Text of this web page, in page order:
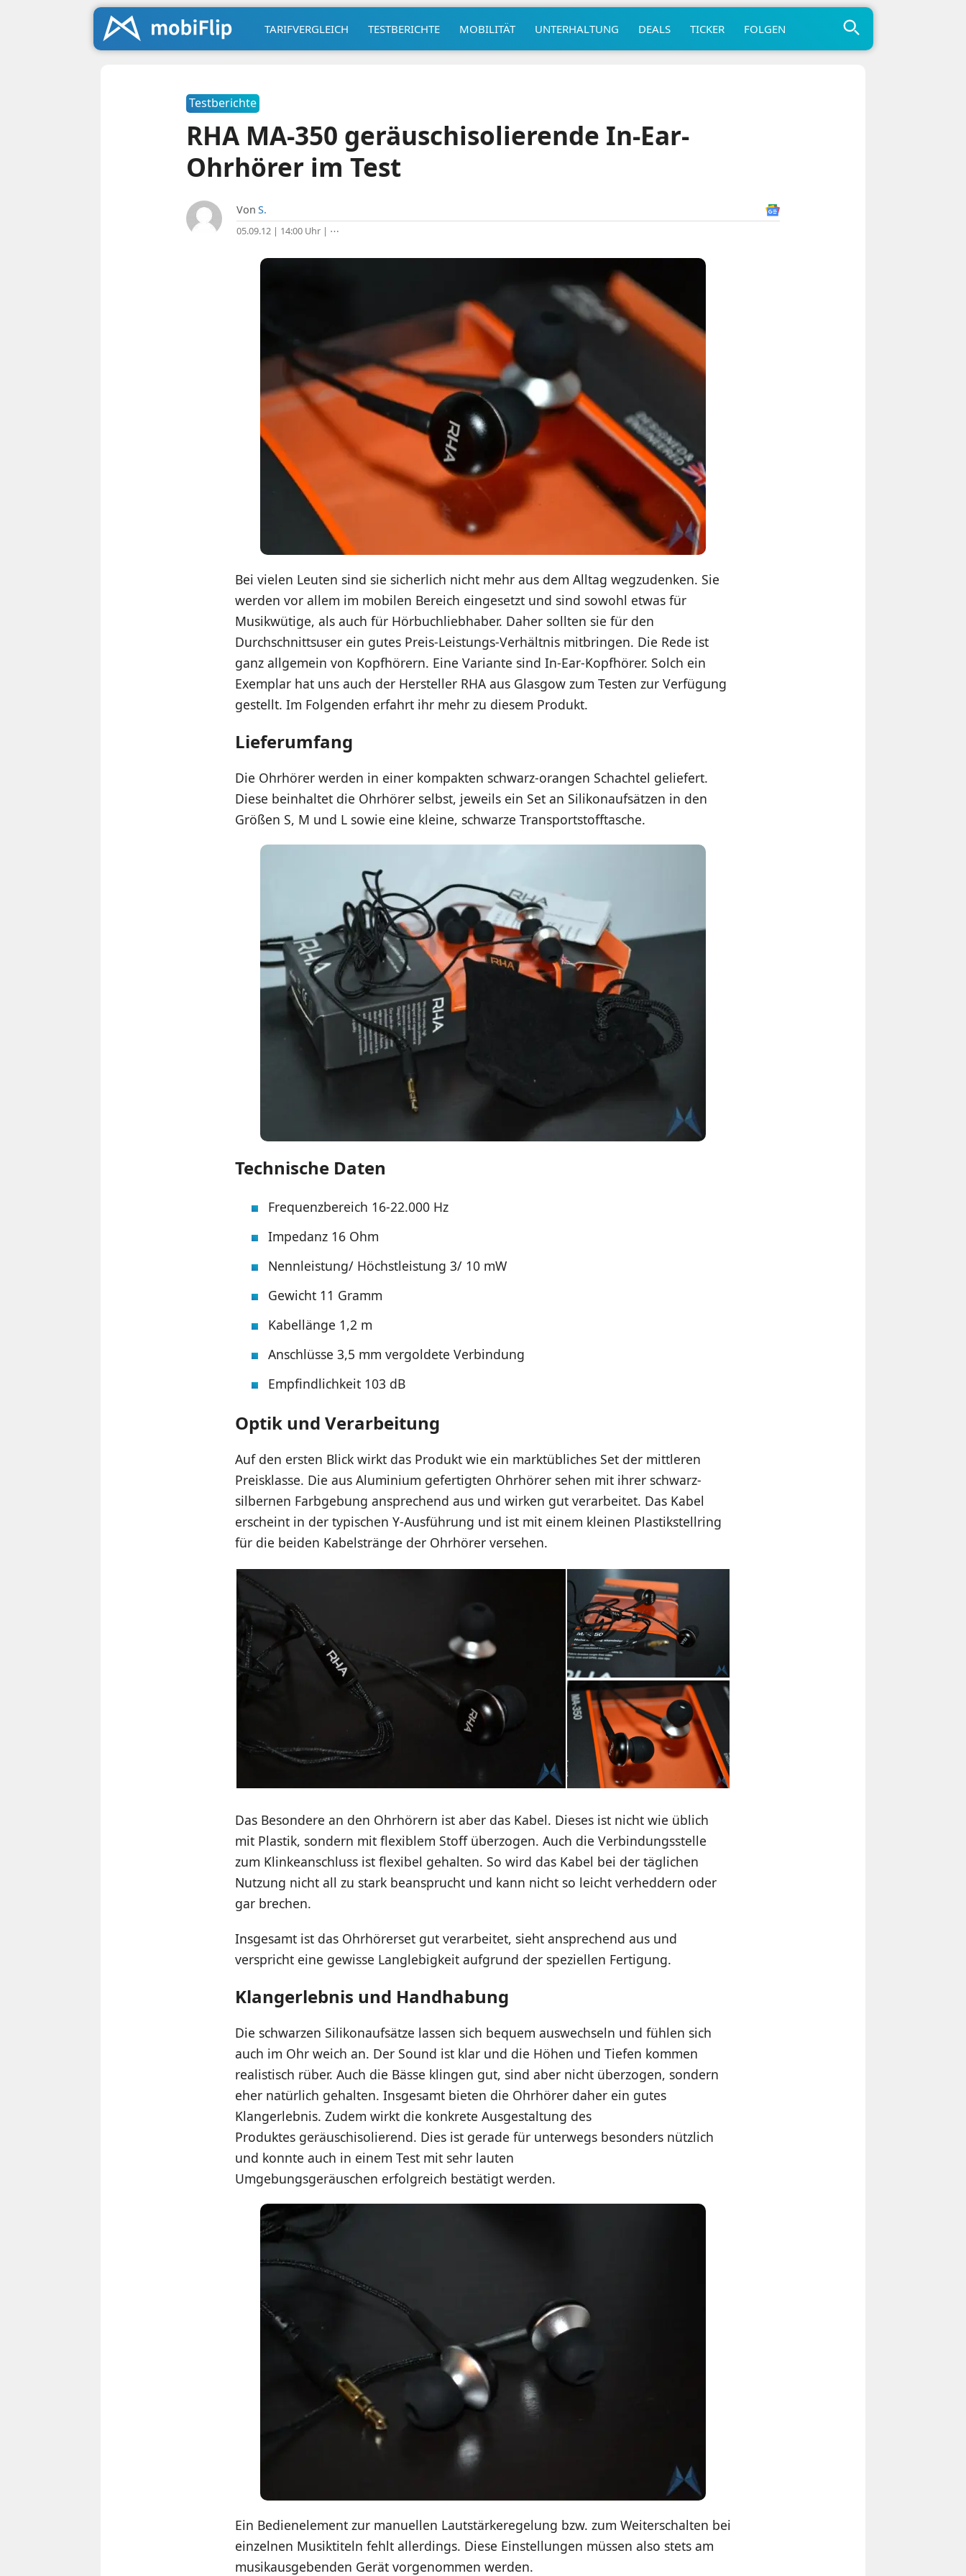
TARIFVERGLEICH TESTBERICHTE MOBILITÄT UNTERHALTUNG DEALS TICKER FOLGEN
Testberichte
RHA MA-350 geräuschisolierende In-Ear-
Ohrhörer im Test
Von S.
05.09.12 | 14:00 Uhr| ⋯
Bei vielen Leuten sind sie sicherlich nicht mehr aus dem Alltag wegzudenken. Sie
werden vor allem im mobilen Bereich eingesetzt und sind sowohl etwas für
Musikwütige, als auch für Hörbuchliebhaber. Daher sollten sie für den
Durchschnittsuser ein gutes Preis-Leistungs-Verhältnis mitbringen. Die Rede ist
ganz allgemein von Kopfhörern. Eine Variante sind In-Ear-Kopfhörer. Solch ein
Exemplar hat uns auch der Hersteller RHA aus Glasgow zum Testen zur Verfügung
gestellt. Im Folgenden erfahrt ihr mehr zu diesem Produkt.
Lieferumfang
Die Ohrhörer werden in einer kompakten schwarz-orangen Schachtel geliefert.
Diese beinhaltet die Ohrhörer selbst, jeweils ein Set an Silikonaufsätzen in den
Größen S, M und L sowie eine kleine, schwarze Transportstofftasche.
Technische Daten
Frequenzbereich 16-22.000 Hz
Impedanz 16 Ohm
Nennleistung/ Höchstleistung 3/ 10 mW
Gewicht 11 Gramm
Kabellänge 1,2 m
Anschlüsse 3,5 mm vergoldete Verbindung
Empfindlichkeit 103 dB
Optik und Verarbeitung
Auf den ersten Blick wirkt das Produkt wie ein marktübliches Set der mittleren
Preisklasse. Die aus Aluminium gefertigten Ohrhörer sehen mit ihrer schwarz-
silbernen Farbgebung ansprechend aus und wirken gut verarbeitet. Das Kabel
erscheint in der typischen Y-Ausführung und ist mit einem kleinen Plastikstellring
für die beiden Kabelstränge der Ohrhörer versehen.
Das Besondere an den Ohrhörern ist aber das Kabel. Dieses ist nicht wie üblich
mit Plastik, sondern mit flexiblem Stoff überzogen. Auch die Verbindungsstelle
zum Klinkeanschluss ist flexibel gehalten. So wird das Kabel bei der täglichen
Nutzung nicht all zu stark beansprucht und kann nicht so leicht verheddern oder
gar brechen.
Insgesamt ist das Ohrhörerset gut verarbeitet, sieht ansprechend aus und
verspricht eine gewisse Langlebigkeit aufgrund der speziellen Fertigung.
Klangerlebnis und Handhabung
Die schwarzen Silikonaufsätze lassen sich bequem auswechseln und fühlen sich
auch im Ohr weich an. Der Sound ist klar und die Höhen und Tiefen kommen
realistisch rüber. Auch die Bässe klingen gut, sind aber nicht überzogen, sondern
eher natürlich gehalten. Insgesamt bieten die Ohrhörer daher ein gutes
Klangerlebnis. Zudem wirkt die konkrete Ausgestaltung des
Produktes geräuschisolierend. Dies ist gerade für unterwegs besonders nützlich
und konnte auch in einem Test mit sehr lauten
Umgebungsgeräuschen erfolgreich bestätigt werden.
Ein Bedienelement zur manuellen Lautstärkeregelung bzw. zum Weiterschalten bei
einzelnen Musiktiteln fehlt allerdings. Diese Einstellungen müssen also stets am
musikausgebenden Gerät vorgenommen werden.